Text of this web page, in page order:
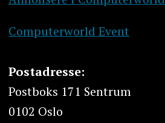
Computerworld Event
Postadresse:
Postboks 171 Sentrum
0102 Oslo